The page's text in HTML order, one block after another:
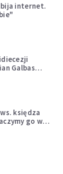
internet.
Galbas
proboszczom
księdza
go w